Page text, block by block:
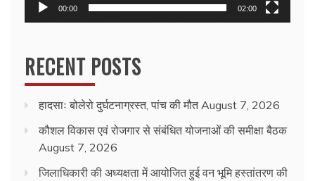
00:00 02:00
RECENT POSTS
हादसाः बोलेरो दुर्घटनाग्रस्त, पांच की मौत August 7, 2026
कौशल विकास एवं रोजगार से संबंधित योजनाओं की समीक्षा बैठक
August 7, 2026
जिलाधिकारी की अध्यक्षता में आयोजित हुई वन भूमि हस्तांतरण की